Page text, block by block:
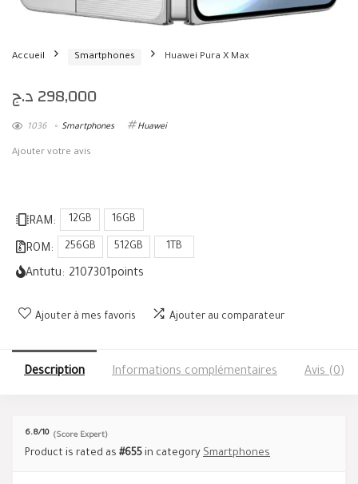
Accueil Smartphones Huawei Pura X Max
298,000د.ج
1036 Smartphones Huawei
Ajouter votre avis
RAM: 12GB 16GB
ROM: 256GB 512GB 1TB
Antutu: 2107301points
Ajouter à mes favoris Ajouter au comparateur
Description Informations complémentaires Avis (0)
6.8/10 (Score Expert)
Product is rated as #655 in category Smartphones